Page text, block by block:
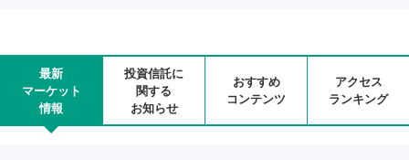
最新
マーケット
情報
投資信託に
関する
お知らせ
おすすめ
コンテンツ
アクセス
ランキング